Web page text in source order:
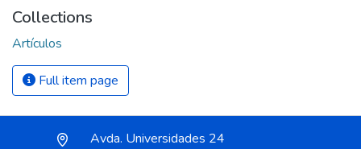
Collections
Artículos
Full item page
Avda. Universidades 24